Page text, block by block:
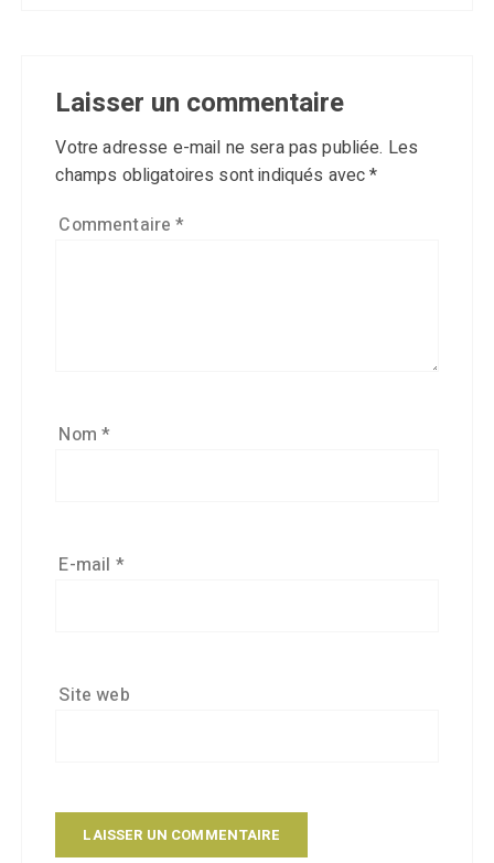
Laisser un commentaire
Votre adresse e-mail ne sera pas publiée. Les
champs obligatoires sont indiqués avec*
Commentaire*
Nom*
E-mail *
Site web